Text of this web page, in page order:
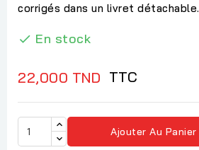
corrigés dans un livret détachable.
 En stock
22,000 TND TTC
Ajouter Au Panier